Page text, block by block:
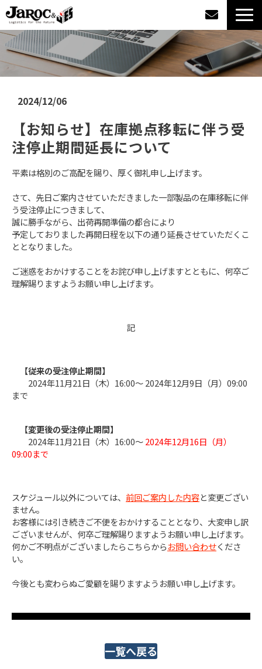
製品情報
導入事例
カタログダウンロード
ジャロックコラム
採用情報
オンラインショップ
2024/12/06
【お知らせ】在庫拠点移転に伴う受
注停止期間延長について
平素は格別のご高配を賜り、厚く御礼申し上げます。
さて、先日ご案内させていただきました一部製品の在庫移転に伴
う受注停止につきまして、
誠に勝手ながら、出荷再開準備の都合により
予定しておりました再開日程を以下の通り延長させていただくこ
ととなりました。
ご迷惑をおかけすることをお詫び申し上げますとともに、何卒ご
理解賜りますようお願い申し上げます。
記
【従来の受注停止期間】
2024年11月21日（木）16:00～ 2024年12月9日（月）09:00
まで
【変更後の受注停止期間】
2024年11月21日（木）16:00～2024年12月16日（月）
09:00まで
スケジュール以外については、 前回ご案内した内容と変更ござい
ません。
お客様には引き続きご不便をおかけすることとなり、大変申し訳
ございませんが、何卒ご理解賜りますようお願い申し上げます。
何かご不明点がございましたらこちらからお問い合わせくださ
い。
今後とも変わらぬご愛顧を賜りますようお願い申し上げます。
一覧へ戻る